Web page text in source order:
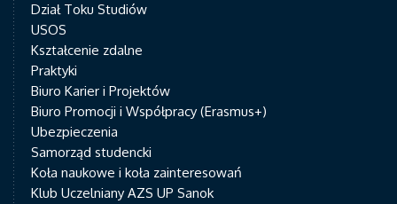
Dział Toku Studiów
USOS
Kształcenie zdalne
Praktyki
Biuro Karier i Projektów
Biuro Promocji i Współpracy (Erasmus+)
Ubezpieczenia
Samorząd studencki
Koła naukowe i koła zainteresowań
Klub Uczelniany AZS UP Sanok